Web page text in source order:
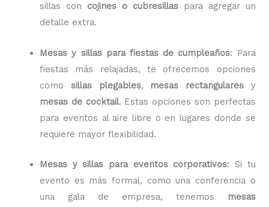
sillas con cojines o cubresillaspara agregar un
detalle extra.
Mesas y sillas para fiestas de cumpleaños: Para
fiestas más relajadas, te ofrecemos opciones
como sillas plegables, mesas rectangularesy
mesas de cocktail. Estas opciones son perfectas
para eventos al aire libre o en lugares donde se
requiere mayor flexibilidad.
Mesas y sillas para eventos corporativos: Si tu
evento es más formal, como una conferencia o
una gala de empresa, tenemos
mesas